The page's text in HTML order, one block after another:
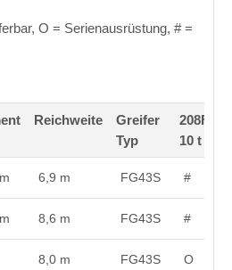
O = Serienausrüstung, # =
Reichweite
Greifer
Typ
208F
10 t
6,9 m FG43S #
8,6 m FG43S #
8,0 m FG43S O